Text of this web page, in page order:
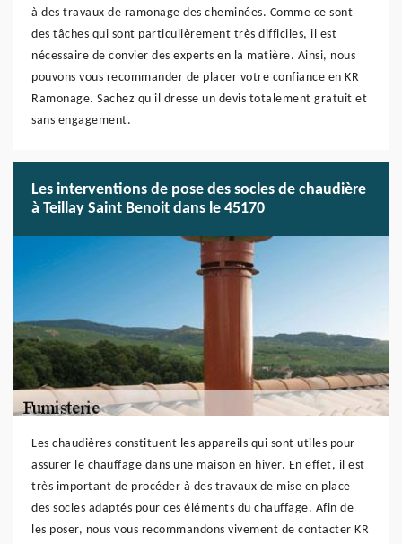
à des travaux de ramonage des cheminées. Comme ce sont
des tâches qui sont particulièrement très difficiles, il est
nécessaire de convier des experts en la matière. Ainsi, nous
pouvons vous recommander de placer votre confiance en KR
Ramonage. Sachez qu'il dresse un devis totalement gratuit et
sans engagement.
Les interventions de pose des socles de chaudière
à Teillay Saint Benoit dans le 45170
Les chaudières constituent les appareils qui sont utiles pour
assurer le chauffage dans une maison en hiver. En effet, il est
très important de procéder à des travaux de mise en place
des socles adaptés pour ces éléments du chauffage. Afin de
les poser, nous vous recommandons vivement de contacter KR